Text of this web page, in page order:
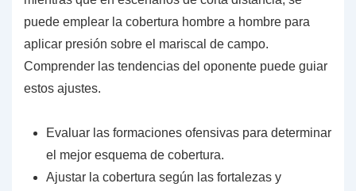
puede emplear la cobertura hombre a hombre para
aplicar presión sobre el mariscal de campo.
Comprender las tendencias del oponente puede guiar
estos ajustes.
Evaluar las formaciones ofensivas para determinar
el mejor esquema de cobertura.
Ajustar la cobertura según las fortalezas y